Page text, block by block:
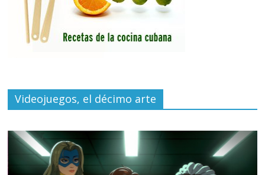
Videojuegos, el décimo arte